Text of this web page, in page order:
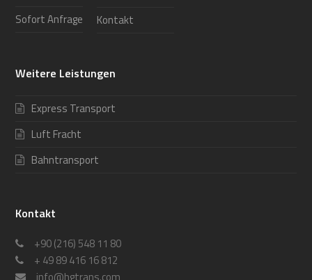
Sofort Anfrage
Kontakt
Weitere Leistungen
Express Transport
Luft Fracht
Bahntransport
Kontakt
+90 (216) 548 11 80
+ 49 89 416 16 812
info@hgtrans.com